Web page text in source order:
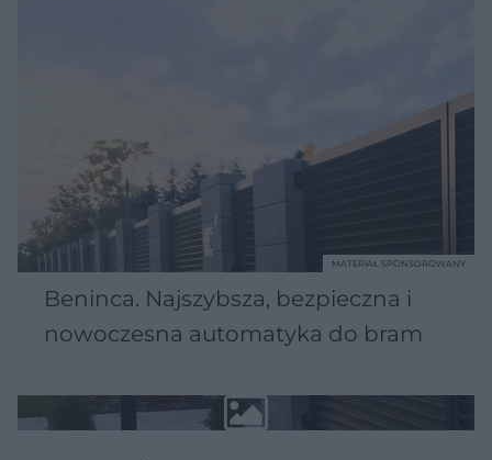
Beninca. Najszybsza, bezpieczna i
nowoczesna automatyka do bram
MATERIAŁ SPONSOROWANY